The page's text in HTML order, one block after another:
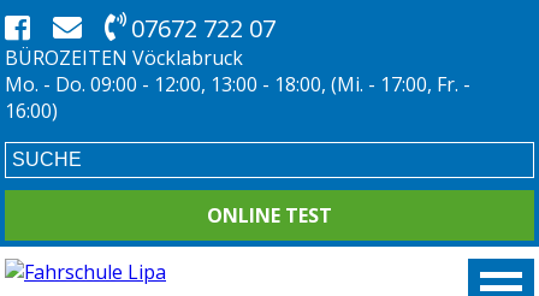
07672 722 07
BÜROZEITEN Vöcklabruck
Mo. - Do. 09:00 - 12:00, 13:00 - 18:00, (Mi. - 17:00, Fr. -
16:00)
ONLINE TEST